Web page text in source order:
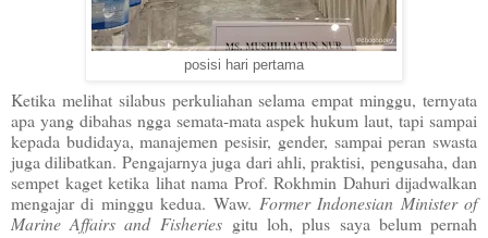
posisi hari pertama
Ketika melihat silabus perkuliahan selama empat minggu, ternyata
apa yang dibahas ngga semata-mata aspek hukum laut, tapi sampai
kepada budidaya, manajemen pesisir, gender, sampai peran swasta
juga dilibatkan. Pengajarnya juga dari ahli, praktisi, pengusaha, dan
sempet kaget ketika lihat nama Prof. Rokhmin Dahuri dijadwalkan
mengajar di minggu kedua. Waw. Former Indonesian Minister of
Marine Affairs and Fisheries gitu loh, plus saya belum pernah